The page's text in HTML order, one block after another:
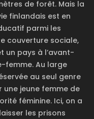
de forêt. Mais la
finlandais est en
parmi les
couverture sociale,
un pays à l’avant-
femme. Au large
au seul genre
une jeune femme de
féminine. Ici, on a
les prisons